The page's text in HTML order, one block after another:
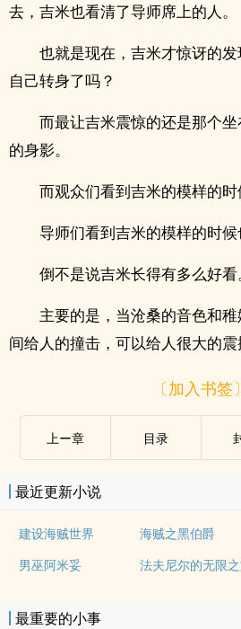
去，吉米也看清了导师席上的人。
也就是现在，吉米才惊讶的
自己转身了吗？
而最让吉米震惊的还是那个
的身影。
而观众们看到吉米的模样的时
导师们看到吉米的模样的时候
倒不是说吉米长得有多么好看
主要的是，当沧桑的音色和
间给人的撞击，可以给人很大的震
〔加入书签〕
上ー章 目录
最近更新小说
建设海贼世界 海贼之黑伯爵
男巫阿米妥
法夫尼尔的无限
最重要的小事